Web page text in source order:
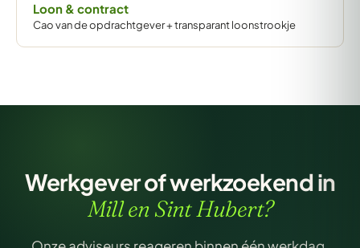
Loon & contract
Cao van de opdrachtgever + transparant loonstrookje
Werkgever of werkzoekend in
Mill en Sint Hubert?